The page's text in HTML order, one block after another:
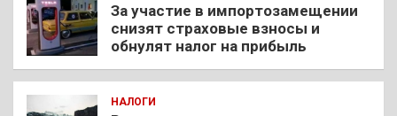
За участие в импортозамещении
снизят страховые взносы и
обнулят налог на прибыль
НАЛОГИ